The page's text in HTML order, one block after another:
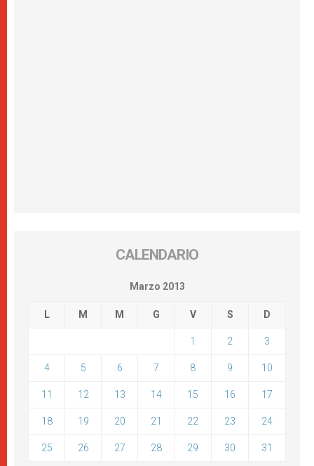
CALENDARIO
Marzo 2013
L M M G V S D
1 2 3
4 5 6 7 8 9 10
11 12 13 14 15 16 17
18 19 20 21 22 23 24
25 26 27 28 29 30 31